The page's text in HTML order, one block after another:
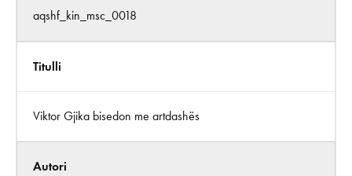
aqshf_kin_msc_0018
Titulli
Viktor Gjika bisedon me artdashës
Autori